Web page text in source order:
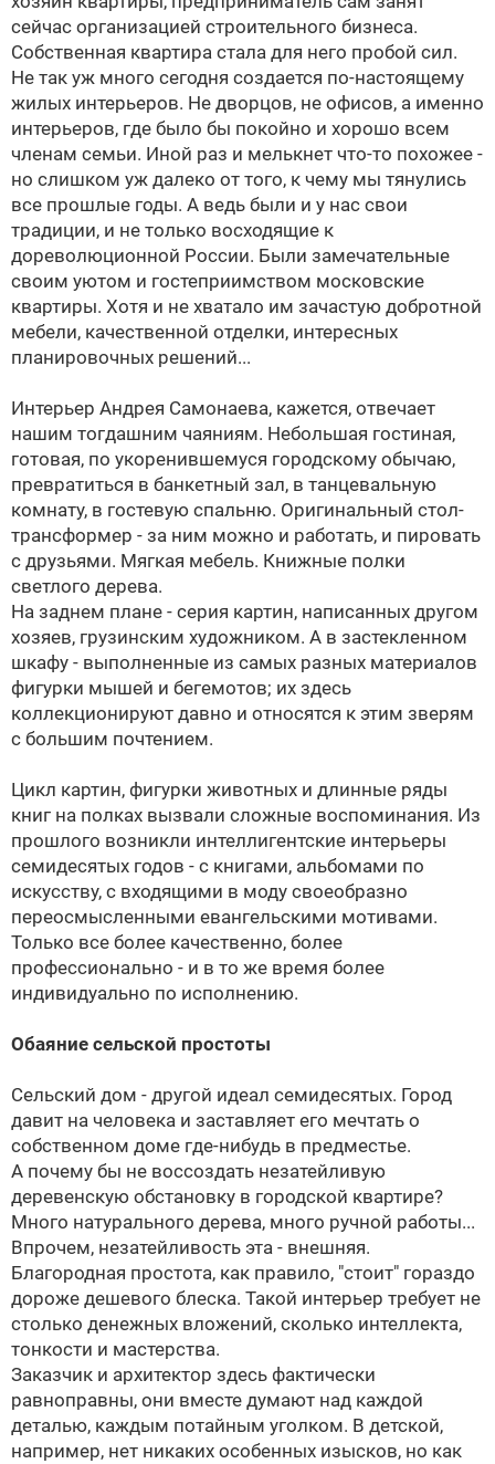
сейчас организацией строительного бизнеса.
Собственная квартира стала для него пробой сил.
Не так уж много сегодня создается по-настоящему
жилых интерьеров. Не дворцов, не офисов, а именно
интерьеров, где было бы покойно и хорошо всем
членам семьи. Иной раз и мелькнет что-то похожее -
но слишком уж далеко от того, к чему мы тянулись
все прошлые годы. А ведь были и у нас свои
традиции, и не только восходящие к
дореволюционной России. Были замечательные
своим уютом и гостеприимством московские
квартиры. Хотя и не хватало им зачастую добротной
мебели, качественной отделки, интересных
планировочных решений...
Интерьер Андрея Самонаева, кажется, отвечает
нашим тогдашним чаяниям. Небольшая гостиная,
готовая, по укоренившемуся городскому обычаю,
превратиться в банкетный зал, в танцевальную
комнату, в гостевую спальню. Оригинальный стол-
трансформер - за ним можно и работать, и пировать
с друзьями. Мягкая мебель. Книжные полки
светлого дерева.
На заднем плане - серия картин, написанных другом
хозяев, грузинским художником. А в застекленном
шкафу - выполненные из самых разных материалов
фигурки мышей и бегемотов; их здесь
коллекционируют давно и относятся к этим зверям
с большим почтением.
Цикл картин, фигурки животных и длинные ряды
книг на полках вызвали сложные воспоминания. Из
прошлого возникли интеллигентские интерьеры
семидесятых годов - с книгами, альбомами по
искусству, с входящими в моду своеобразно
переосмысленными евангельскими мотивами.
Только все более качественно, более
профессионально - и в то же время более
индивидуально по исполнению.
Обаяние сельской простоты
Сельский дом - другой идеал семидесятых. Город
давит на человека и заставляет его мечтать о
собственном доме где-нибудь в предместье.
А почему бы не воссоздать незатейливую
деревенскую обстановку в городской квартире?
Много натурального дерева, много ручной работы...
Впрочем, незатейливость эта - внешняя.
Благородная простота, как правило, "стоит" гораздо
дороже дешевого блеска. Такой интерьер требует не
столько денежных вложений, сколько интеллекта,
тонкости и мастерства.
Заказчик и архитектор здесь фактически
равноправны, они вместе думают над каждой
деталью, каждым потайным уголком. В детской,
например, нет никаких особенных изысков, но как